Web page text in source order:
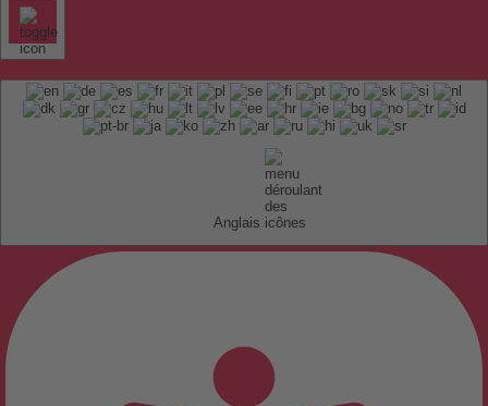
Anglais